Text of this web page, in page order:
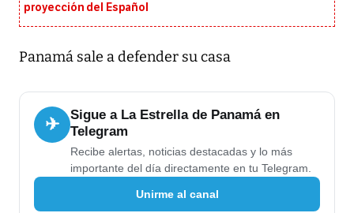
proyección del Español
Panamá sale a defender su casa
✈
Sigue a La Estrella de Panamá en
Telegram
Recibe alertas, noticias destacadas y lo más
importante del día directamente en tu Telegram.
Unirme al canal